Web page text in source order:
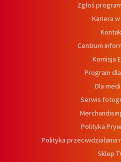
Zgłoś
Kariera w
Centrum
Komisja
Program
Dla
Serwis
Polityka
Polityka przeciwdziałania
Sklep